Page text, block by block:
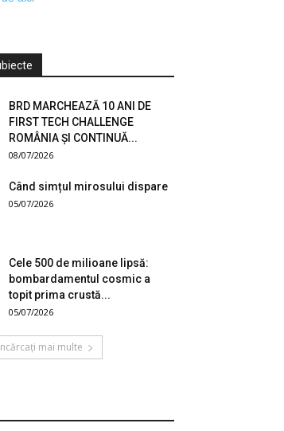
BRD MARCHEAZĂ 10 ANI DE
FIRST TECH CHALLENGE
ROMÂNIA ȘI CONTINUĂ...
08/07/2026
Când simțul mirosului dispare
05/07/2026
Cele 500 de milioane lipsă:
bombardamentul cosmic a
topit prima crustă...
05/07/2026
mai multe